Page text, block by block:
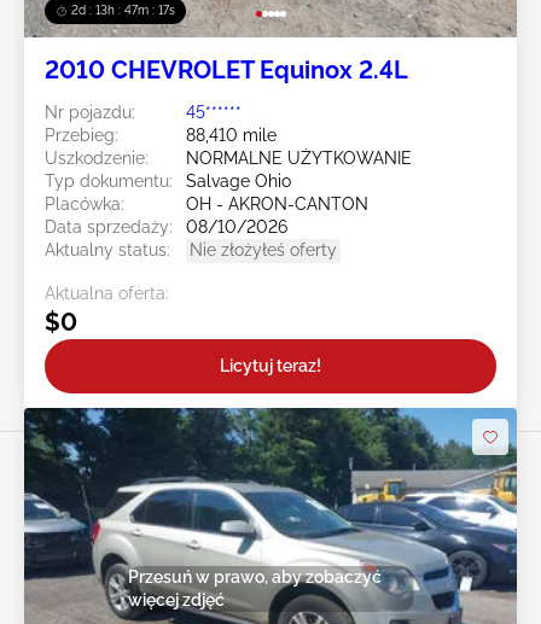
2d : 13h : 47m : 14s
2010 CHEVROLET Equinox 2.4L
Nr pojazdu:
45******
Przebieg:
88,410 mile
Uszkodzenie:
NORMALNE UŻYTKOWANIE
Typ dokumentu:
Salvage Ohio
Placówka:
OH - AKRON-CANTON
Data sprzedaży:
08/10/2026
Aktualny status:
Nie złożyłeś oferty
Aktualna oferta:
$0
Licytuj teraz!
Przesuń w prawo, aby zobaczyć
więcej zdjęć